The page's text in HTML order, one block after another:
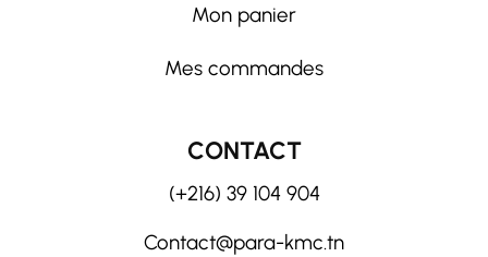
Mon panier
Mes commandes
CONTACT
(+216) 39 104 904
Contact@para-kmc.tn